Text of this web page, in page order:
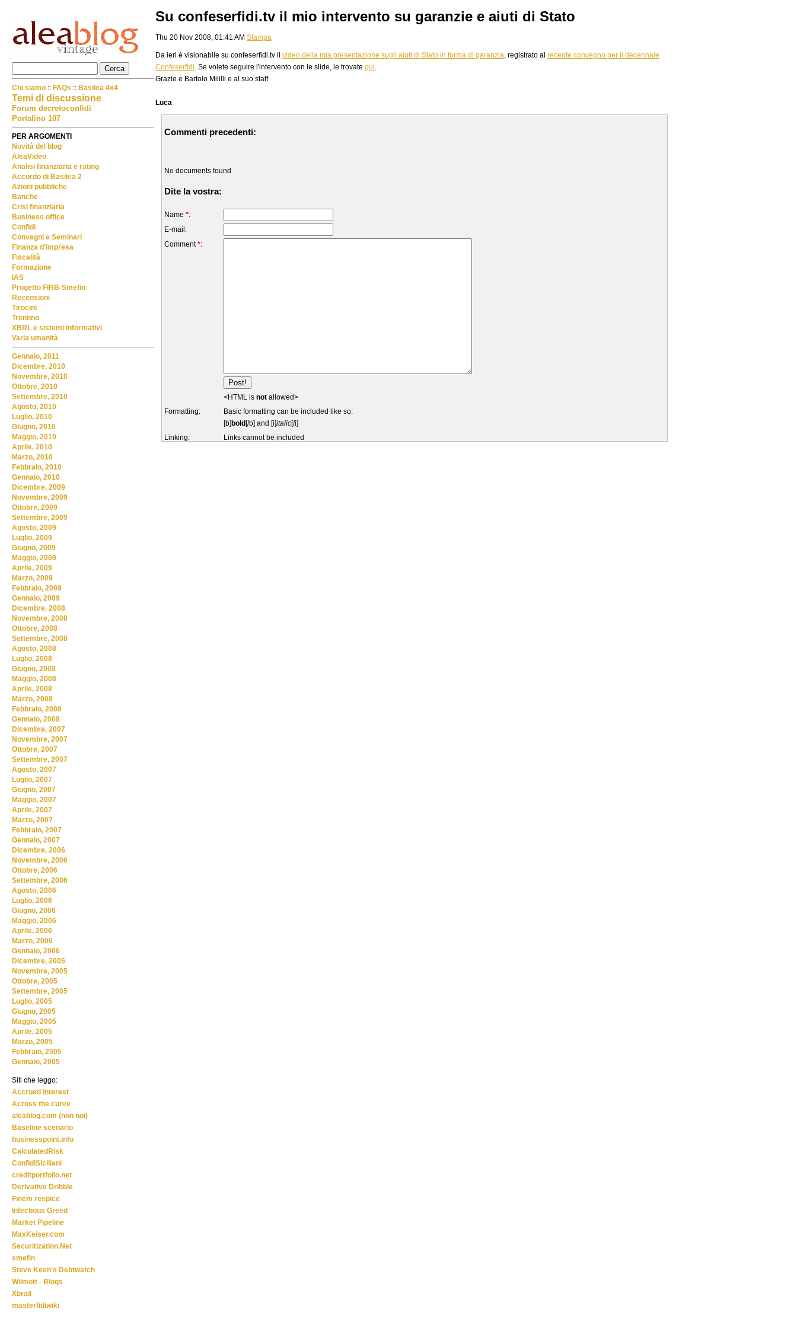
Su confeserfidi.tv il mio intervento su garanzie e aiuti di Stato
Thu 20 Nov 2008, 01:41 AM Stampa
Da ieri è visionabile su confeserfidi.tv il video della mia presentazione sugli aiuti di Stato in forma di garanzia, registrato al recente convegno per il decennale
Confeserfidi. Se volete seguire l'intervento con le slide, le trovate qui.
Grazie e Bartolo Mililli e al suo staff.
Luca
Commenti precedenti:
No documents found
Dite la vostra:
Name *:
E-mail:
Comment*:
<HTML is not allowed>
Formatting:
Basic formatting can be included like so:
[b] bold [/b] and [i]italic[/i]
Linking:
Links cannot be included
Chi siamo :: FAQs :: Basilea 4x4
Temi di discussione
Forum decretoconfidi
Portalino 107
PER ARGOMENTI
Novità del blog
AleaVideo
Analisi finanziaria e rating
Accordo di Basilea 2
Azioni pubbliche
Banche
Crisi finanziaria
Business office
Confidi
Convegni e Seminari
Finanza d'impresa
Fiscalità
Formazione
IAS
Progetto FIRB-Smefin
Recensioni
Tirocini
Trentino
XBRL e sistemi informativi
Varia umanità
Gennaio, 2011
Dicembre, 2010
Novembre, 2010
Ottobre, 2010
Settembre, 2010
Agosto, 2010
Luglio, 2010
Giugno, 2010
Maggio, 2010
Aprile, 2010
Marzo, 2010
Febbraio, 2010
Gennaio, 2010
Dicembre, 2009
Novembre, 2009
Ottobre, 2009
Settembre, 2009
Agosto, 2009
Luglio, 2009
Giugno, 2009
Maggio, 2009
Aprile, 2009
Marzo, 2009
Febbraio, 2009
Gennaio, 2009
Dicembre, 2008
Novembre, 2008
Ottobre, 2008
Settembre, 2008
Agosto, 2008
Luglio, 2008
Giugno, 2008
Maggio, 2008
Aprile, 2008
Marzo, 2008
Febbraio, 2008
Gennaio, 2008
Dicembre, 2007
Novembre, 2007
Ottobre, 2007
Settembre, 2007
Agosto, 2007
Luglio, 2007
Giugno, 2007
Maggio, 2007
Aprile, 2007
Marzo, 2007
Febbraio, 2007
Gennaio, 2007
Dicembre, 2006
Novembre, 2006
Ottobre, 2006
Settembre, 2006
Agosto, 2006
Luglio, 2006
Giugno, 2006
Maggio, 2006
Aprile, 2006
Marzo, 2006
Gennaio, 2006
Dicembre, 2005
Novembre, 2005
Ottobre, 2005
Settembre, 2005
Luglio, 2005
Giugno, 2005
Maggio, 2005
Aprile, 2005
Marzo, 2005
Febbraio, 2005
Gennaio, 2005
Siti che leggo:
Accrued Interest
Across the curve
aleablog.com (non noi)
Baseline scenario
businesspoint.info
CalculatedRisk
ConfidiSiciliani
creditportfolio.net
Derivative Dribble
Finem respice
Infectious Greed
Market Pipeline
MaxKeiser.com
Securitization.Net
smefin
Steve Keen's Debtwatch
Wilmott - Blogs
Xbrail
masterfidiwiki